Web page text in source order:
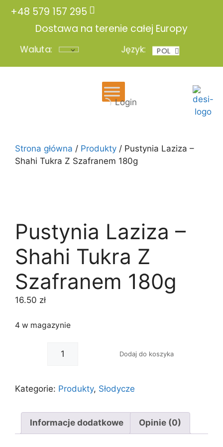
+48 579 157 295
Dostawa na terenie całej Europy
Waluta: Język: POL
ENG
Login
Strona główna / Produkty / Pustynia Laziza –
Shahi Tukra Z Szafranem 180g
Pustynia Laziza –
Shahi Tukra Z
Szafranem 180g
16.50 zł
4 w magazynie
Dodaj do koszyka
Kategorie: Produkty, Słodycze
Informacje dodatkowe Opinie (0)